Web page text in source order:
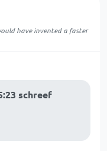
have invented a faster
schreef